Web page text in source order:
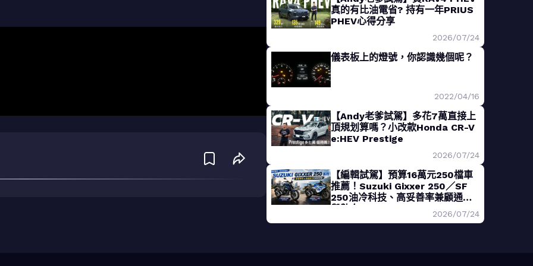
真的有比油電省? 持有一年PRIUS
PHEV心得分享
2026/07/24
儀表板上的燈號，你認識幾個呢？
2022/04/16
【Andy老爹試駕】多花7萬直接上
頂規划算嗎？小改款Honda CR-V
e:HEV Prestige
2026/07/24
【編輯試駕】預算16萬元250檔車
推薦！Suzuki Gixxer 250／SF
250油冷科技、高妥善率兼顧通勤
與熱血
2026/07/24